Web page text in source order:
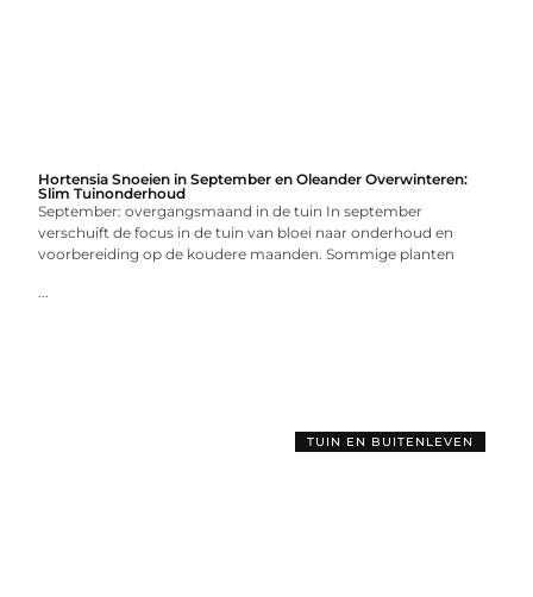
Hortensia Snoeien in September en Oleander Overwinteren:
Slim Tuinonderhoud
September: overgangsmaand in de tuin In september
verschuift de focus in de tuin van bloei naar onderhoud en
voorbereiding op de koudere maanden. Sommige planten
...
TUIN EN BUITENLEVEN